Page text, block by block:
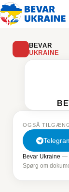
BEVAR
UKRAINE
Registrer
OGSÅ
Bevar Ukraine —
Spørg om